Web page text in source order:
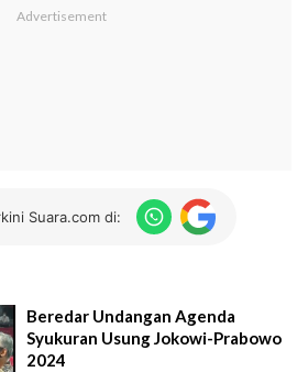
Suara.com di:
Beredar Undangan Agenda
Syukuran Usung Jokowi-Prabowo
2024